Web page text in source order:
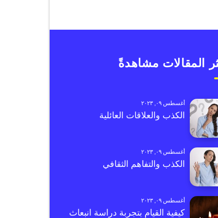
المقالات مشاهدةً
أغسطس ٠٩, ٢٠٢٣
الكذب والعلاقات العائلية
أغسطس ٠٩, ٢٠٢٣
الكذب والتفاهم الثقافي
أغسطس ٠٩, ٢٠٢٣
كيفية القيام بتجربة دراسة انبعاث